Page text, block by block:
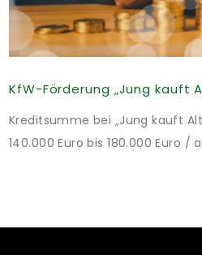
Kreditsumme bei „Jung kauft
140.000 Euro bis 180.000 Euro /